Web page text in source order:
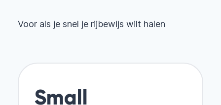
Voor als je snel je rijbewijs wilt halen
Small